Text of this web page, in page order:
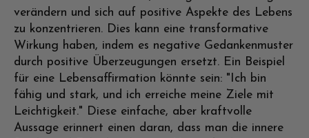
verändern und sich auf positive Aspekte des Lebens
zu konzentrieren. Dies kann eine transformative
Wirkung haben, indem es negative Gedankenmuster
durch positive Überzeugungen ersetzt. Ein Beispiel
für eine Lebensaffirmation könnte sein: "Ich bin
fähig und stark, und ich erreiche meine Ziele mit
Leichtigkeit." Diese einfache, aber kraftvolle
Aussage erinnert einen daran, dass man die innere